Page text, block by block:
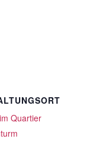
Quartier